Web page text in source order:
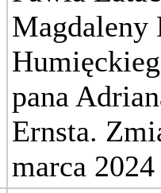
Magdaleny
pana
Ernsta.
marca